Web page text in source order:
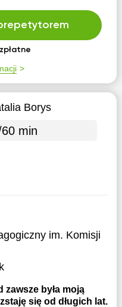
Borys
60 min
im. Komisji
była moją
się od długich lat.